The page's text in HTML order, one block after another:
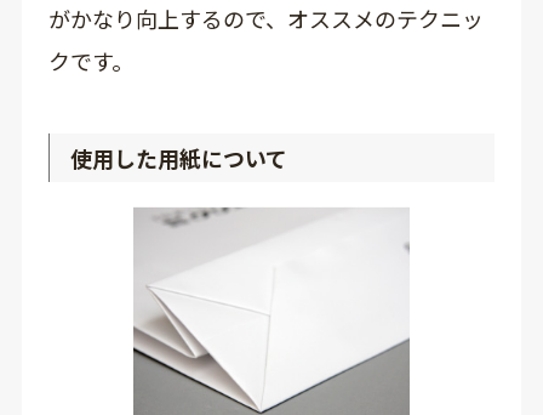
がかなり向上するので、オススメのテクニッ
クです。
使用した用紙について